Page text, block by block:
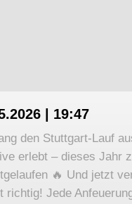
| 19:47
den Stuttgart-Lauf
erlebt – dieses Jahr
🔥 Und jetzt
richtig! Jede